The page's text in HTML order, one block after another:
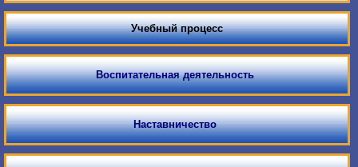
Учебный процесс
Воспитательная деятельность
Наставничество